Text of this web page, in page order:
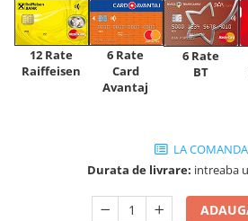
12 Rate
Raiffeisen
6 Rate
Card
Avantaj
6 Rate
BT
LA COMANDA
Durata de livrare: intreaba